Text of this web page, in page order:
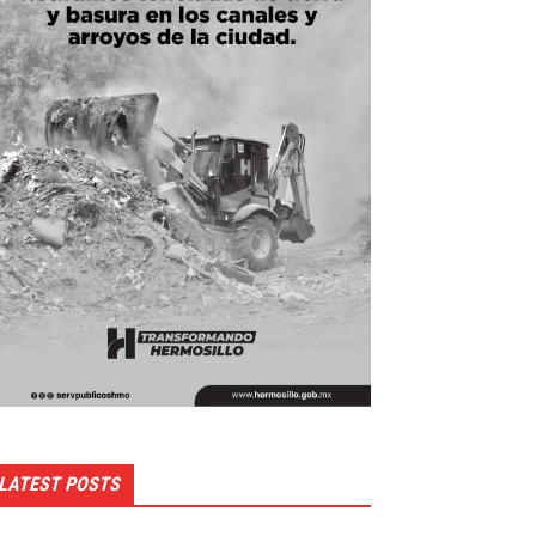
POSTS